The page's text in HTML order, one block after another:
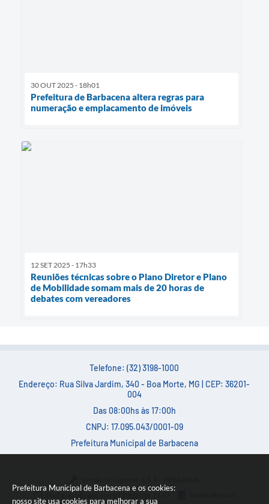
Prefeitura Municipal de Barbacena e os cookies:
nosso site usa cookies para melhorar a sua
30 OUT 2025 - 18h01
Prefeitura de Barbacena altera regras para
numeração e emplacamento de imóveis
12 SET 2025 - 17h33
Reuniões técnicas sobre o Plano Diretor e Plano
de Mobilidade somam mais de 20 horas de
debates com vereadores
Telefone: (32) 3198-1000
Endereço: Rua Silva Jardim, 340 - Boa Morte, MG | CEP: 36201-
004
Das 08:00hs às 17:00h
CNPJ: 17.095.043/0001-09
Prefeitura Municipal de Barbacena